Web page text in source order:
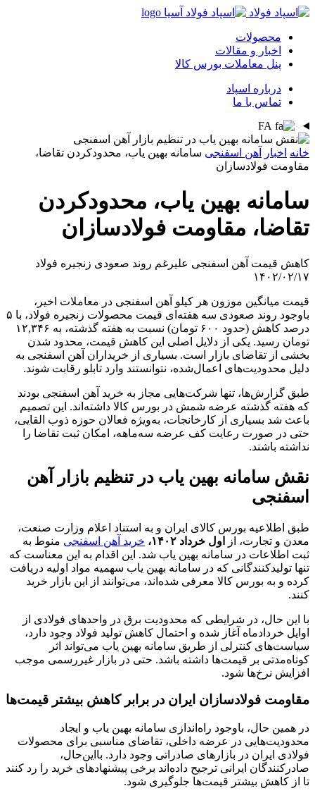
محصولات
اخبار و مقالات
پنل معاملات بورس کالا
درباره اسپاد
تماس با ما
FA
خانه اخبار آهن اسفنجی سامانه بهین یاب، محدودکردن تقاضا،
مقاومت فولادسازان
سامانه بهین یاب، محدودکردن
تقاضا، مقاومت فولادسازان
کاهش قیمت آهن اسفنجی علیرغم روند صعودی زنجیره فولاد
۱۴۰۲/۰۲/۱۷
قیمت میانگین موزون هر کیلو آهن اسفنجی در معاملات اخیر،
باوجود روند صعودی سه هفته‌ای قیمت محصولات زنجیره فولاد، با ۵
درصد کاهش (حدود ۶۰۰ تومان) نسبت به هفته گذشته، به ۱۲,۳۴۶
تومان رسید. یکی از دلایل اصلی این کاهش قیمت، محدود شدن
بخشی از تقاضای بازار است. بسیاری از خریداران آهن اسفنجی به
دلیل محدودیت‌های اعمال‌شده، نتوانستند وارد تابلو رقابت شوند.
طبق گزارش‌ها، تنها شرکت‌هایی مجاز به خرید آهن اسفنجی بودند
که هفته گذشته عرضه شمش در بورس کالا داشته‌اند. این تصمیم
باعث شد بسیاری از کارخانجات، به‌ویژه فعالان حوزه ذوب القایی،
حتی در صورت رعایت کف عرضه سه‌ماهه، امکان ثبت تقاضا را
نداشته باشند.
نقش سامانه بهین یاب در تنظیم بازار آهن
اسفنجی
طبق اطلاعیه بورس کالای ایران و به استناد اعلام وزارت صنعت،
معدن و تجارت، از
اول خرداد ۱۴۰۲، خرید آهن اسفنجی منوط به
ثبت اطلاعات در سامانه بهین یاب شد. این اقدام به این معناست که
تنها تولیدکنندگانی که در سامانه بهین یاب سهمیه مواد اولیه دریافت
کرده و به بورس کالا معرفی شده‌اند، می‌توانند از این بازار خرید
کنند.
با این حال، در شرایطی که محدودیت برق در واحدهای فولادی از
اوایل خردادماه آغاز شده و احتمال کاهش تولید فولاد وجود دارد،
سیاست‌های کنترلی از طریق سامانه بهین یاب می‌تواند اثر
کوتاه‌مدتی بر قیمت‌ها داشته باشد. حتی در بازار غیررسمی موجب
افزایش نرخ‌ها شود.
مقاومت فولادسازان ایران در برابر کاهش بیشتر قیمت‌ها
در همین حال، باوجود راه‌اندازی سامانه بهین یاب و ایجاد
محدودیت‌هایی در عرضه داخلی، تقاضای مناسبی برای محصولات
فولادی ایران در بازارهای صادراتی وجود دارد. بااین‌حال،
صادرکنندگان ایرانی ترجیح داده‌اند برخی پیشنهادهای خرید را رد کنند
تا از کاهش بیشتر قیمت‌ها جلوگیری شود.